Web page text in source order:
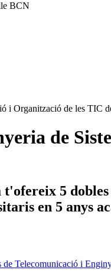
BCN
de
5
en 5 anys
Telecomunicació i